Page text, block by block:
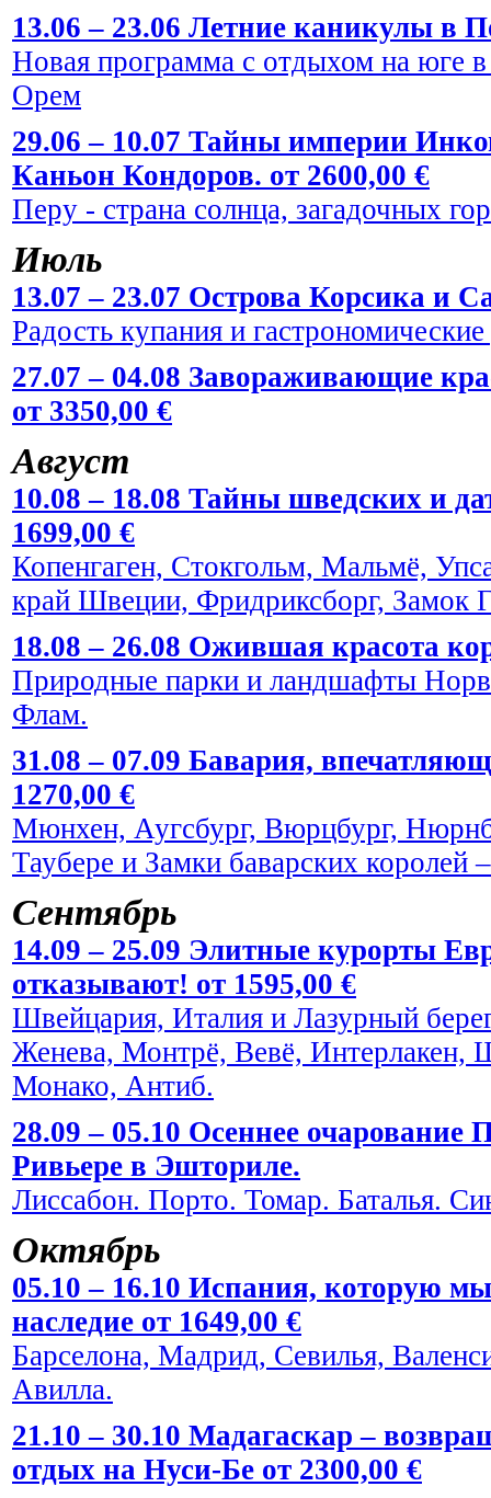
13.06 – 23.06 Летние каникулы в
Новая программа с отдыхом на юге
Орем
29.06 – 10.07 Тайны империи
Каньон Кондоров. от 2600,00 €
Перу - страна солнца, загадочных
Июль
13.07 – 23.07 Острова Корсика и
Радость купания и
27.07 – 04.08 Завораживающие
от 3350,00 €
Август
10.08 – 18.08 Тайны шведских и
1699,00 €
Копенгаген, Стокгольм, Мальмё,
край Швеции, Фридриксборг, Замок
18.08 – 26.08 Ожившая красота
Природные парки и ландшафты
Флам.
31.08 – 07.09 Бавария,
1270,00 €
Мюнхен, Аугсбург, Вюрцбург,
Таубере и Замки баварских
Сентябрь
14.09 – 25.09 Элитные курорты
отказывают! от 1595,00 €
Швейцария, Италия и Лазурный
Женева, Монтрё, Вевё,
Монако, Антиб.
28.09 – 05.10 Осеннее
Ривьере в Эшториле.
Лиссабон. Порто. Томар. Баталья.
Октябрь
05.10 – 16.10 Испания, которую
наследие от 1649,00 €
Барселона, Мадрид, Севилья,
Авилла.
21.10 – 30.10 Мадагаскар –
отдых на Нуси-Бе от 2300,00 €